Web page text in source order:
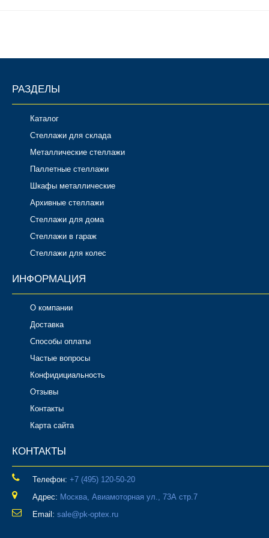
РАЗДЕЛЫ
Каталог
Стеллажи для склада
Металлические стеллажи
Паллетные стеллажи
Шкафы металлические
Архивные стеллажи
Стеллажи для дома
Стеллажи в гараж
Стеллажи для колес
ИНФОРМАЦИЯ
О компании
Доставка
Способы оплаты
Частые вопросы
Конфидициальность
Отзывы
Контакты
Карта сайта
КОНТАКТЫ
Телефон: ‎+7 (495) 120-50-20
Адрес: Москва, Авиамоторная ул., 73А стр.7
Email: sale@pk-optex.ru